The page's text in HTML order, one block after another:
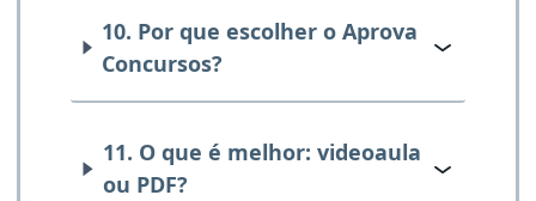
10. Por que escolher o Aprova
Concursos?
11. O que é melhor: videoaula
ou PDF?